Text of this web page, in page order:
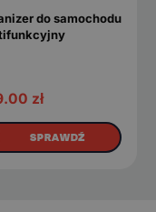
do samochodu
zł
SPRAWDŹ